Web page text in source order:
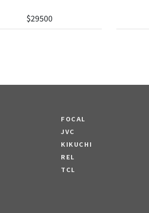
$29500
FOCAL
JVC
KIKUCHI
REL
TCL